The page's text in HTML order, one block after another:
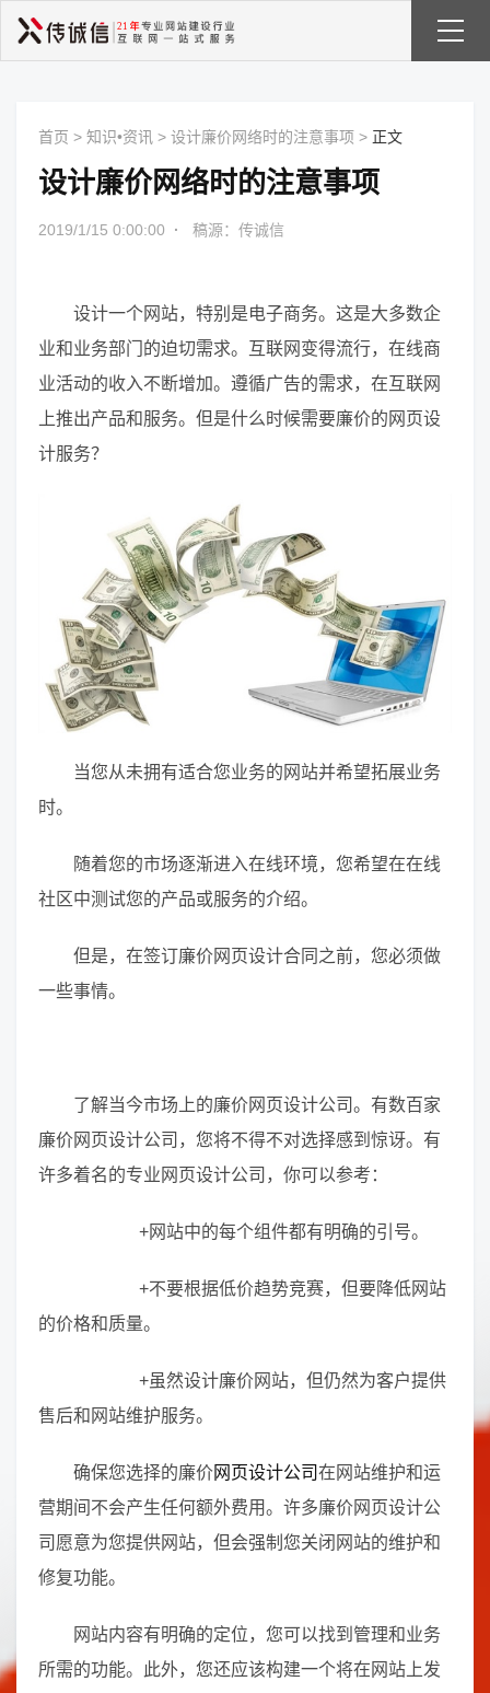
首页 > 知识•资讯 > 设计廉价网络时的注意事项 > 正文
设计廉价网络时的注意事项
2019/1/15 0:00:00 · 稿源：传诚信
设计一个网站，特别是电子商务。这是大多数企
业和业务部门的迫切需求。互联网变得流行，在线商
业活动的收入不断增加。遵循广告的需求，在互联网
上推出产品和服务。但是什么时候需要廉价的网页设
计服务？
当您从未拥有适合您业务的网站并希望拓展业务
时。
随着您的市场逐渐进入在线环境，您希望在在线
社区中测试您的产品或服务的介绍。
但是，在签订廉价网页设计合同之前，您必须做
一些事情。
了解当今市场上的廉价网页设计公司。有数百家
廉价网页设计公司，您将不得不对选择感到惊讶。有
许多着名的专业网页设计公司，你可以参考：
+网站中的每个组件都有明确的引号。
+不要根据低价趋势竞赛，但要降低网站
的价格和质量。
+虽然设计廉价网站，但仍然为客户提供
售后和网站维护服务。
确保您选择的廉价网页设计公司在网站维护和运
营期间不会产生任何额外费用。许多廉价网页设计公
司愿意为您提供网站，但会强制您关闭网站的维护和
修复功能。
网站内容有明确的定位，您可以找到管理和业务
所需的功能。此外，您还应该构建一个将在网站上发